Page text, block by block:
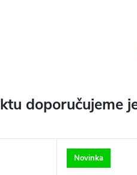
doporučujeme
Novinka